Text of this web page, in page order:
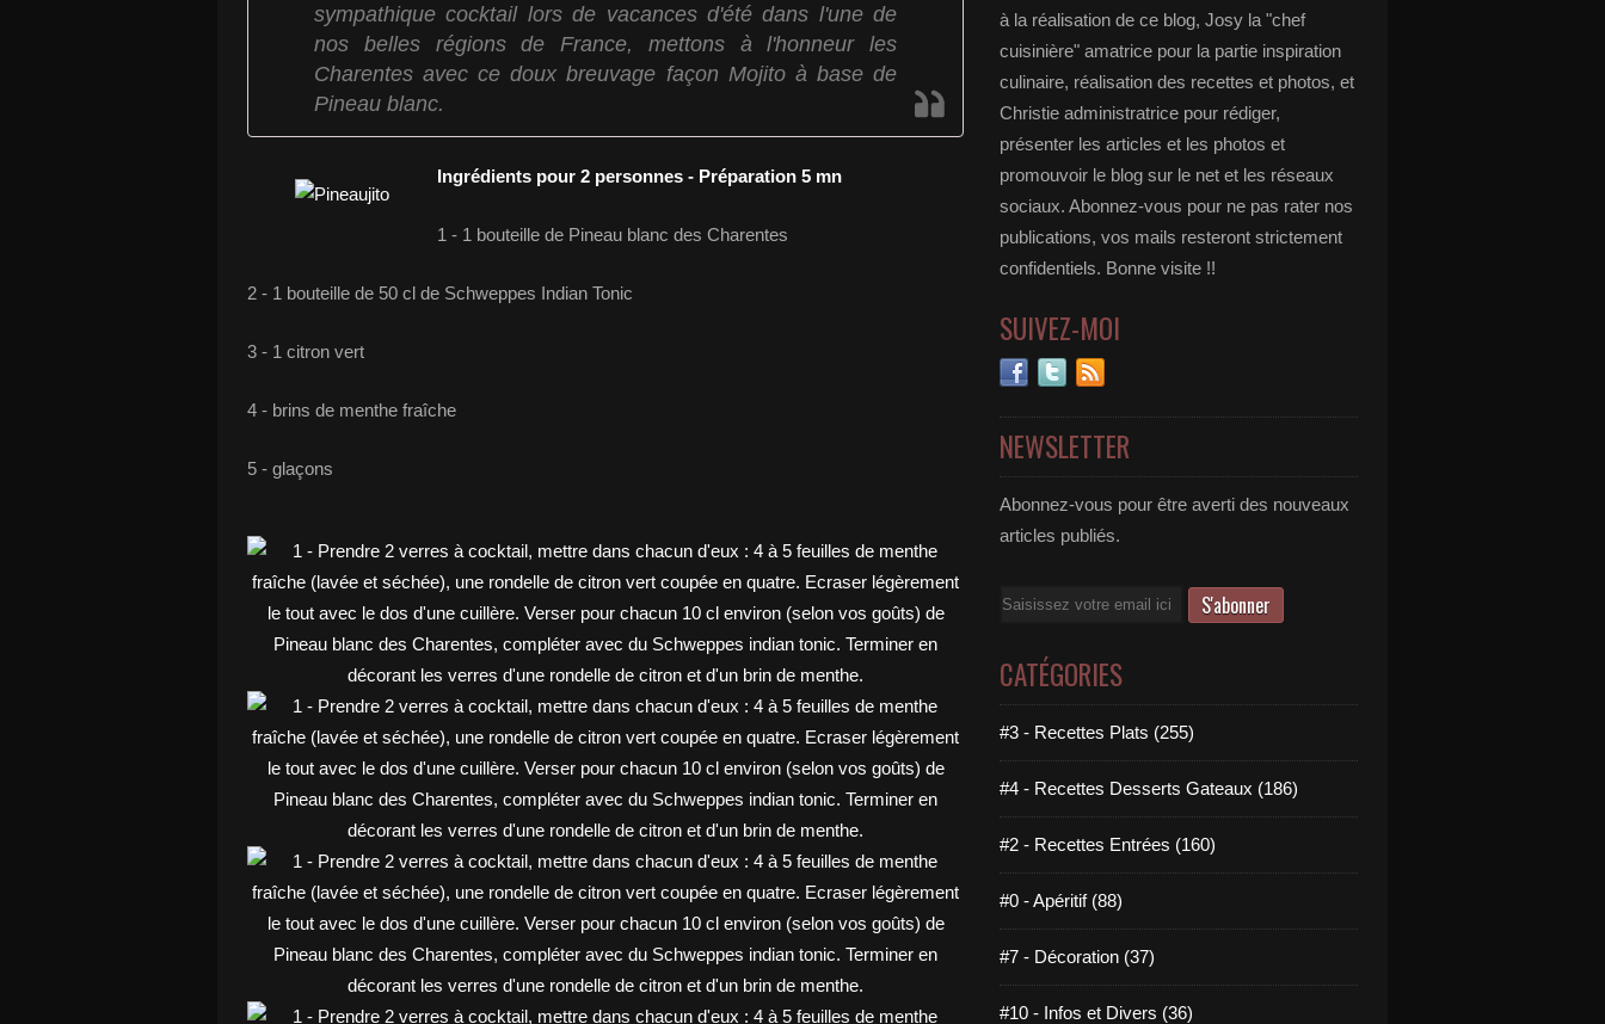
sympathique cocktail lors de vacances d'été dans l'une de
nos belles régions de France, mettons à l'honneur les
Charentes avec ce doux breuvage façon Mojito à base de
Pineau blanc.
Ingrédients pour 2 personnes - Préparation 5 mn
1 - 1 bouteille de Pineau blanc des Charentes
2 - 1 bouteille de 50 cl de Schweppes Indian Tonic
3 - 1 citron vert
4 - brins de menthe fraîche
5 - glaçons
à la réalisation de ce blog, Josy la "chef
cuisinière" amatrice pour la partie inspiration
culinaire, réalisation des recettes et photos, et
Christie administratrice pour rédiger,
présenter les articles et les photos et
promouvoir le blog sur le net et les réseaux
sociaux. Abonnez-vous pour ne pas rater nos
publications, vos mails resteront strictement
confidentiels. Bonne visite !!
SUIVEZ-MOI
NEWSLETTER
Abonnez-vous pour être averti des nouveaux
articles publiés.
Email
CATÉGORIES
#3 - Recettes Plats (255)
#4 - Recettes Desserts Gateaux (186)
#2 - Recettes Entrées (160)
#0 - Apéritif (88)
#7 - Décoration (37)
#10 - Infos et Divers (36)